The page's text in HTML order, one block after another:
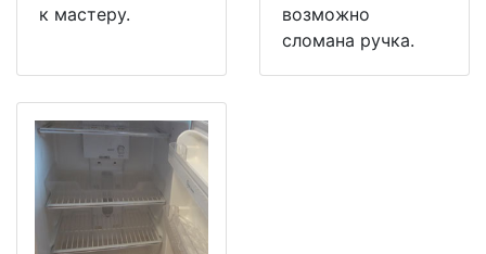
к мастеру.
возможно
сломана ручка.